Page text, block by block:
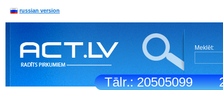
Tālr.: 20505099
russian version
Meklēt: